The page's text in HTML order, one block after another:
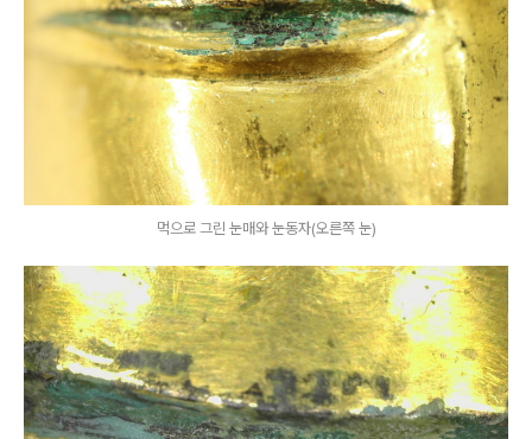
먹으로 그린 눈매와 눈동자(오른쪽 눈)